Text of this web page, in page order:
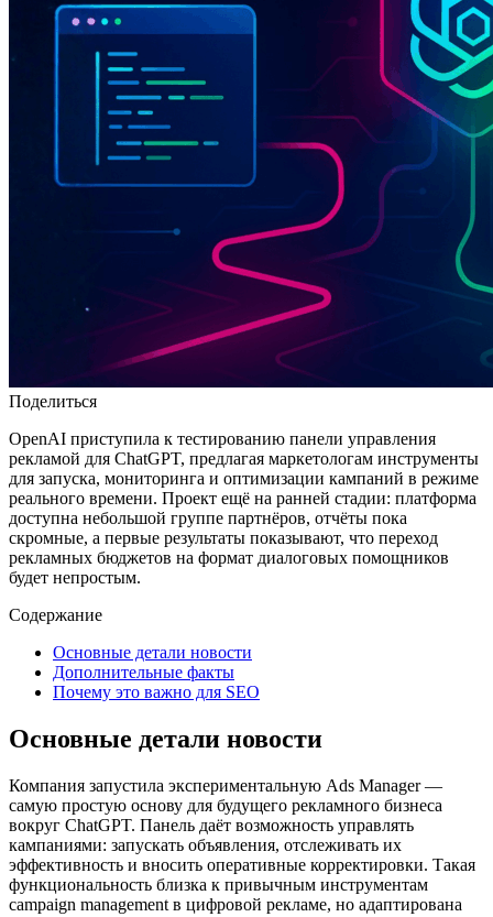
Поделиться
OpenAI приступила к тестированию панели управления
рекламой для ChatGPT, предлагая маркетологам инструменты
для запуска, мониторинга и оптимизации кампаний в режиме
реального времени. Проект ещё на ранней стадии: платформа
доступна небольшой группе партнёров, отчёты пока
скромные, а первые результаты показывают, что переход
рекламных бюджетов на формат диалоговых помощников
будет непростым.
Содержание
Основные детали новости
Дополнительные факты
Почему это важно для SEO
Основные детали новости
Компания запустила экспериментальную Ads Manager —
самую простую основу для будущего рекламного бизнеса
вокруг ChatGPT. Панель даёт возможность управлять
кампаниями: запускать объявления, отслеживать их
эффективность и вносить оперативные корректировки. Такая
функциональность близка к привычным инструментам
campaign management в цифровой рекламе, но адаптирована